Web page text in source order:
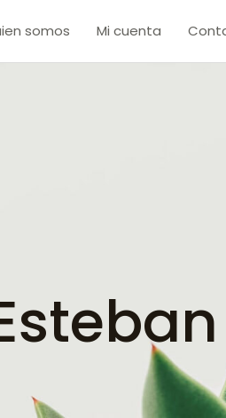
somos Mi cuenta